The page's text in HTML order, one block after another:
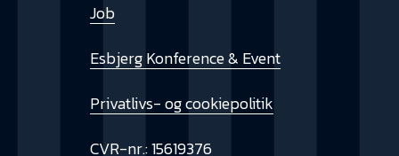
Job
Esbjerg Konference & Event
Privatlivs- og cookiepolitik
CVR-nr.: 15619376